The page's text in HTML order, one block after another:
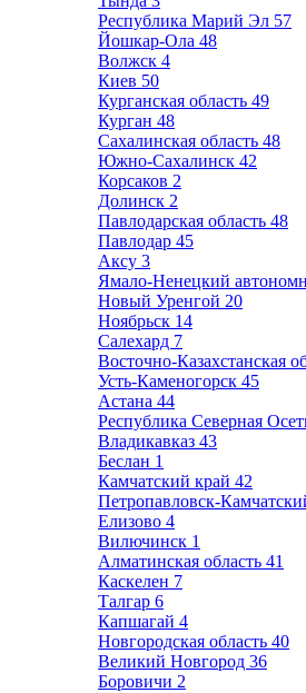
Республика Марий Эл 57
Йошкар-Ола 48
Волжск 4
Киев 50
Курганская область 49
Курган 48
Сахалинская область 48
Южно-Сахалинск 42
Корсаков 2
Долинск 2
Павлодарская область 48
Павлодар 45
Аксу 3
Ямало-Ненецкий
Новый Уренгой 20
Ноябрьск 14
Салехард 7
Восточно-Казахстанская
Усть-Каменогорск 45
Астана 44
Республика Северная
Владикавказ 43
Беслан 1
Камчатский край 42
Петропавловск-
Елизово 4
Вилючинск 1
Алматинская область 41
Каскелен 7
Талгар 6
Капшагай 4
Новгородская область 40
Великий Новгород 36
Боровичи 2